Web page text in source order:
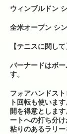
ウィンブルドン
全米オープン シ
【テニスに関して
バーナードはボ
す。
フォアハンドス
ト回転も使いま
開を得意としま
ートへの打ち分
粘りのあるラリ
ら来られる